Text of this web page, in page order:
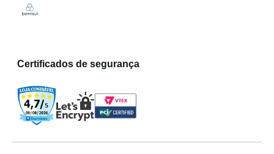
Certificados de segurança